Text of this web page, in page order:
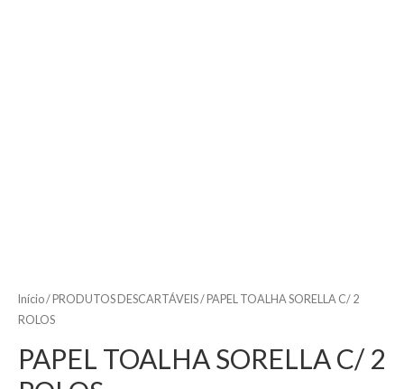
Início/ PRODUTOS DESCARTÁVEIS/ PAPEL TOALHA SORELLA C/ 2
ROLOS
PAPEL TOALHA SORELLA C/ 2